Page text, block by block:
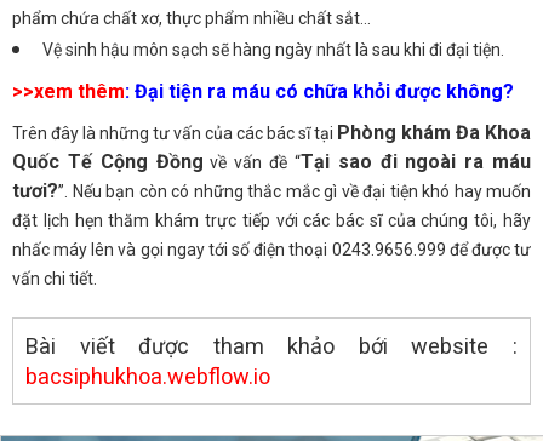
phẩm chứa chất xơ, thực phẩm nhiều chất sắt...
Vệ sinh hậu môn sạch sẽ hàng ngày nhất là sau khi đi đại tiện.
>>xem thêm: Đại tiện ra máu có chữa khỏi được không?
Trên đây là những tư vấn của các bác sĩ tại Phòng khám Đa Khoa
Quốc Tế Cộng Đồng về vấn đề “Tại sao đi ngoài ra máu
tươi?”. Nếu bạn còn có những thắc mắc gì về đại tiện khó hay muốn
đặt lịch hẹn thăm khám trực tiếp với các bác sĩ của chúng tôi, hãy
nhấc máy lên và gọi ngay tới số điện thoại 0243.9656.999 để được tư
vấn chi tiết.
Bài viết được tham khảo bới website :
bacsiphukhoa.webflow.io